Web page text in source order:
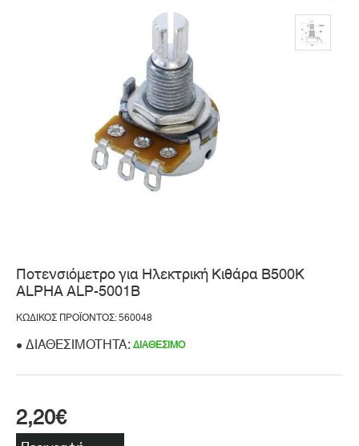
Ποτενσιόμετρο για Ηλεκτρική Κιθάρα B500K
ALPHA ALP-5001B
ΚΩΔΙΚΌΣ ΠΡΟΪΌΝΤΟΣ: 560048
ΔΙΑΘΕΣΙΜΌΤΗΤΑ:ΔΙΑΘΈΣΙΜΟ
2,20€